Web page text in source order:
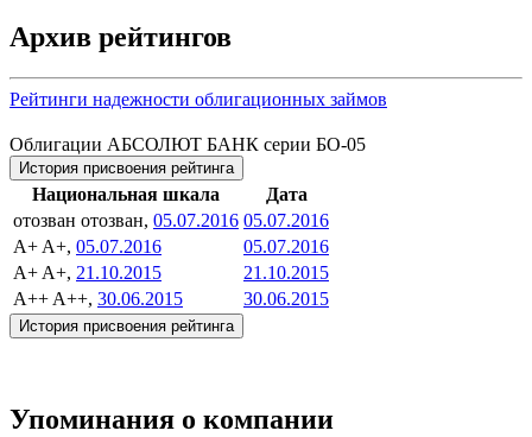
Архив рейтингов
Рейтинги надежности облигационных займов
Облигации АБСОЛЮТ БАНК серии БО-05
История присвоения рейтинга
Национальная шкала
Дата
отозван отозван, 05.07.2016 05.07.2016
A+ A+, 05.07.2016
05.07.2016
A+ A+, 21.10.2015
21.10.2015
A++ A++, 30.06.2015 30.06.2015
История присвоения рейтинга
Упоминания о компании